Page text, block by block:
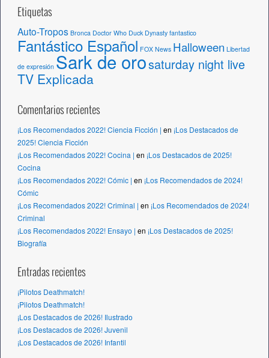
Etiquetas
Auto-Tropos Bronca Doctor Who Duck Dynasty fantastico
Fantástico Español FOX News Halloween Libertad
de expresión Sark de orosaturday night live
TV Explicada
Comentarios recientes
¡Los Recomendados 2022! Ciencia Ficción | en ¡Los Destacados de
2025! Ciencia Ficción
¡Los Recomendados 2022! Cocina | en ¡Los Destacados de 2025!
Cocina
¡Los Recomendados 2022! Cómic | en ¡Los Recomendados de 2024!
Cómic
¡Los Recomendados 2022! Criminal | en ¡Los Recomendados de 2024!
Criminal
¡Los Recomendados 2022! Ensayo | en ¡Los Destacados de 2025!
Biografía
Entradas recientes
¡Pilotos Deathmatch!
¡Pilotos Deathmatch!
¡Los Destacados de 2026! Ilustrado
¡Los Destacados de 2026! Juvenil
¡Los Destacados de 2026! Infantil